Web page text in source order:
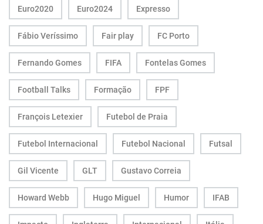
Euro2020 Euro2024 Expresso
Fábio Veríssimo Fair play FC Porto
Fernando Gomes FIFA Fontelas Gomes
Football Talks Formação FPF
François Letexier Futebol de Praia
Futebol Internacional Futebol Nacional Futsal
Gil Vicente GLT Gustavo Correia
Howard Webb Hugo Miguel Humor IFAB